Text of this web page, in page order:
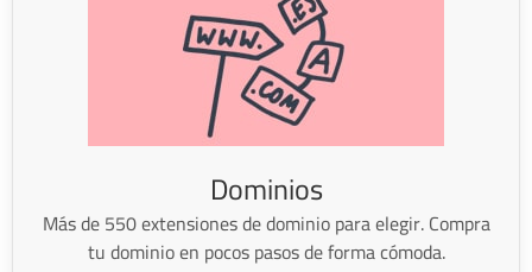
Dominios
Más de 550 extensiones de dominio para elegir. Compra
tu dominio en pocos pasos de forma cómoda.